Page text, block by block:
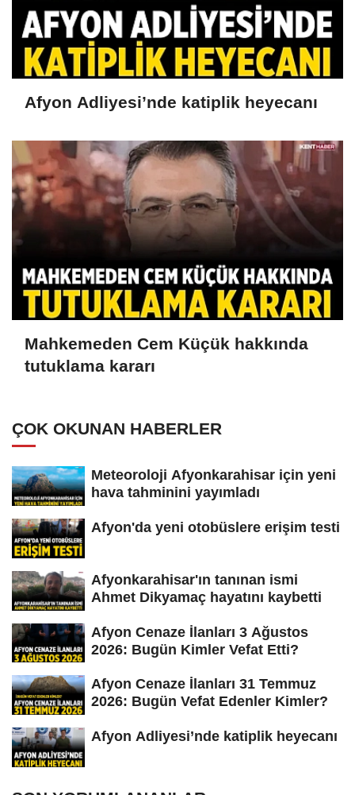
Afyon Adliyesi’nde katiplik heyecanı
Mahkemeden Cem Küçük hakkında
tutuklama kararı
ÇOK OKUNAN HABERLER
Meteoroloji Afyonkarahisar için yeni
hava tahminini yayımladı
Afyon'da yeni otobüslere erişim testi
Afyonkarahisar'ın tanınan ismi
Ahmet Dikyamaç hayatını kaybetti
Afyon Cenaze İlanları 3 Ağustos
2026: Bugün Kimler Vefat Etti?
Afyon Cenaze İlanları 31 Temmuz
2026: Bugün Vefat Edenler Kimler?
Afyon Adliyesi’nde katiplik heyecanı